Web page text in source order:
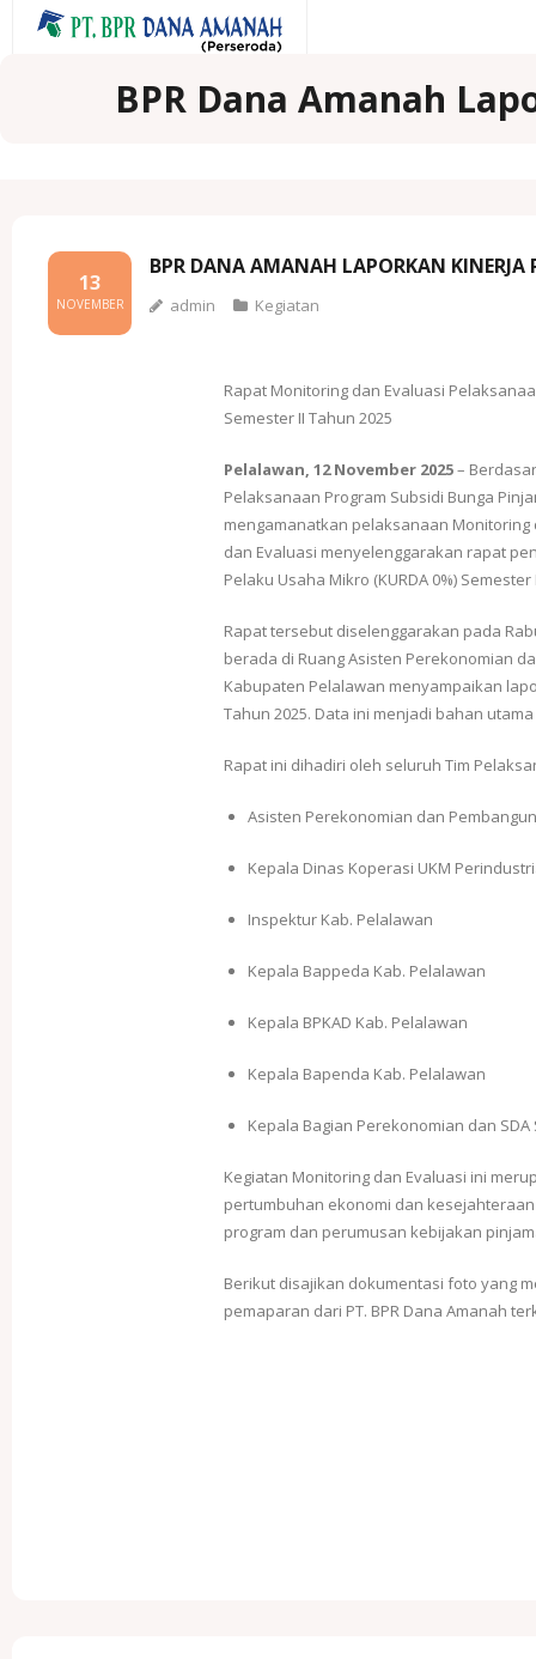
BPR Dana Amanah
BPR DANA AMANAH LAPORKAN
13
NOVEMBER admin Kegiatan
Rapat Monitoring dan Evaluasi
Semester II Tahun 2025
Pelalawan, 12 November 2025–
Pelaksanaan Program Subsidi Bunga
mengamanatkan pelaksanaan
dan Evaluasi menyelenggarakan rapat
Pelaku Usaha Mikro (KURDA 0%) Semester
Rapat tersebut diselenggarakan pada
berada di Ruang Asisten Perekonomian
Kabupaten Pelalawan menyampaikan
Tahun 2025. Data ini menjadi bahan
Rapat ini dihadiri oleh seluruh Tim
Asisten Perekonomian dan
Kepala Dinas Koperasi UKM
Inspektur Kab. Pelalawan
Kepala Bappeda Kab. Pelalawan
Kepala BPKAD Kab. Pelalawan
Kepala Bapenda Kab. Pelalawan
Kepala Bagian Perekonomian dan
Kegiatan Monitoring dan Evaluasi ini
pertumbuhan ekonomi dan
program dan perumusan kebijakan
Berikut disajikan dokumentasi foto yang
pemaparan dari PT. BPR Dana Amanah